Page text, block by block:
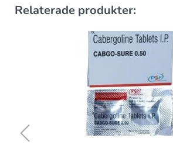
Relaterade produkter: